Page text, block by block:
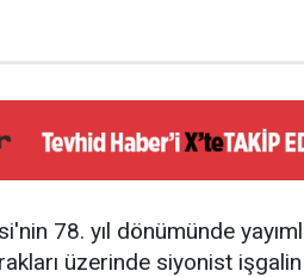
78. yıl dönümünde
üzerinde siyonist